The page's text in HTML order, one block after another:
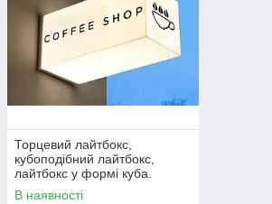
Торцевий лайтбокс,
кубоподібний лайтбокс,
лайтбокс у формі куба.
Розмір 700 на 300 на 300 мм
В наявності